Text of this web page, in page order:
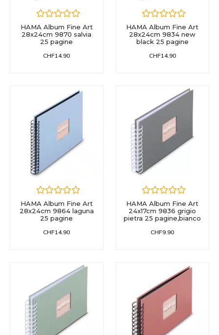
HAMA Album Fine Art
28x24cm 9870 salvia
25 pagine
CHF14.90
HAMA Album Fine Art
28x24cm 9834 new
black 25 pagine
CHF14.90
HAMA Album Fine Art
28x24cm 9864 laguna
25 pagine
CHF14.90
HAMA Album Fine Art
24x17cm 9836 grigio
pietra 25 pagine,bianco
CHF9.90